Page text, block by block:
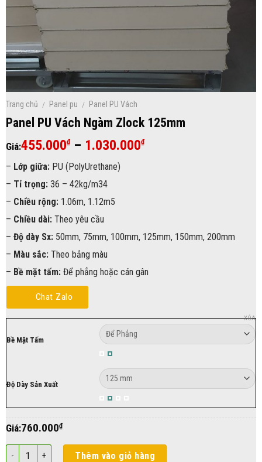
Trang chủ / Panel pu / Panel PU Vách
Panel PU Vách Ngàm Zlock 125mm
Giá:455.000₫ – 1.030.000₫Khoảng
– Lớp giữa: PU (PolyUrethane)
– Tỉ trọng: 36 – 42kg/m34
– Chiều rộng: 1.06m, 1.12m5
– Chiều dài: Theo yêu cầu
– Độ dày Sx: 50mm, 75mm, 100mm, 125mm, 150mm, 200mm
– Màu sắc: Theo bảng màu
– Bề mặt tấm: Để phẳng hoặc cán gân
Chat Zalo
Bề Mặt Tấm
Độ Dày Sản Xuất
XÓA
Giá:760.000₫
Panel PU Vách Ngàm Zlock 125mm số lượng
Thêm vào giỏ hàng